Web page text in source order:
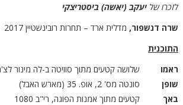
לזכרו של יעקב (יאשה) ביסטריצקי
שרה דנשפור, מדלית ארד – תחרות רובינשטיין 2017
התוכנית
ראמו
שלושה קטעים מתוך סוויטה ב-לה מינור
שופן
סונטה מס' 2, אופ. 35 (מארש האבל)
באך
קטעים מתוך אמנות הפוגה, רי"ב 1080